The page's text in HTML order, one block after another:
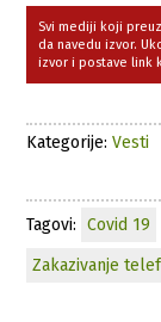
Svi mediji koji
da navedu izvor.
izvor i postave link
Kategorije:Vesti
Tagovi: Covid 19
Zakazivanje